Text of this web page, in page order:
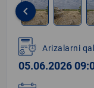
1
of
6
keyboard_arrow_left
Arizalarni
05.06.2026